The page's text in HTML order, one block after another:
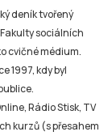
deník tvořený
sociálních
cvičné médium.
1997, kdy byl
Rádio Stisk, TV
kurzů (s přesahem